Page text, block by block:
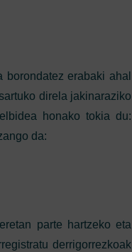
erabaki ahal
direla jakinaraziko
honako tokia du:
da:
parte hartzeko eta
derrigorrezkoak